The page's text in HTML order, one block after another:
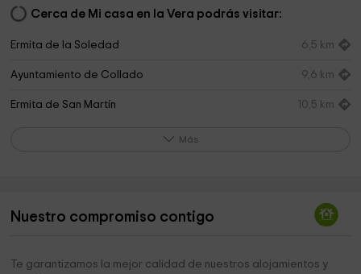
Cerca de Mi casa en la Vera podrás visitar:
Ermita de la Soledad 6,5 km
Ayuntamiento de Collado 9,6 km
Ermita de San Martín 10,5 km
Ermita de la Virgen del Salobrar 11,1 km
Más
Nuestro compromiso contigo
Te garantizamos la mejor calidad de nuestros alojamientos y